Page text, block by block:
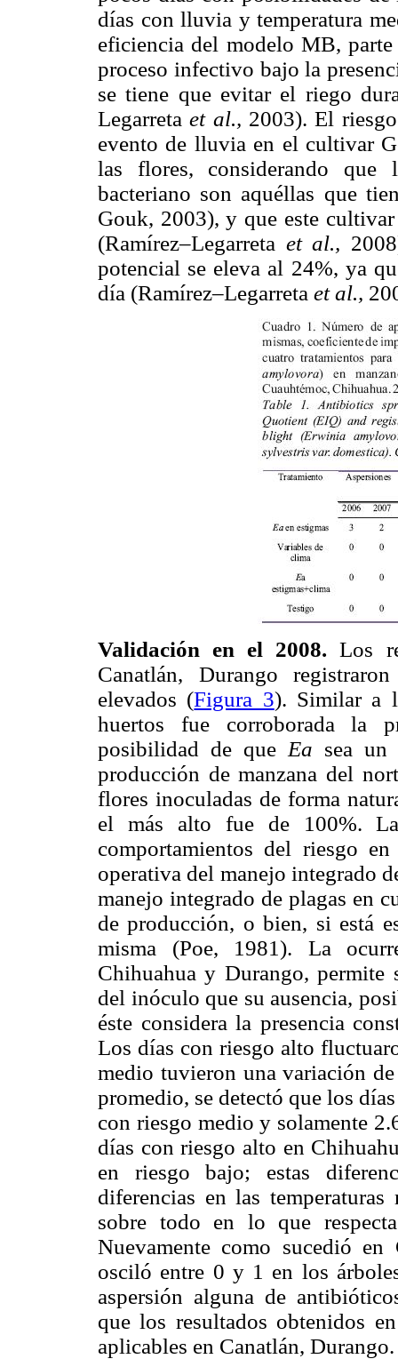
días con lluvia y temperatura
eficiencia del modelo MB,
proceso infectivo bajo la
se tiene que evitar el riego
Legarretaet al., 2003). El
evento de lluvia en el cultivar
las flores, considerando que
bacteriano son aquéllas que
Gouk, 2003), y que este
(Ramírez–Legarreta et al.,
potencial se eleva al 24%, ya
día (Ramírez–Legarreta et al.,
Validación en el 2008.Los
Canatlán, Durango
elevados (Figura 3). Similar a
huertos fue corroborada la
posibilidad de que Ea sea un
producción de manzana del
flores inoculadas de forma
el más alto fue de 100%.
comportamientos del riesgo
operativa del manejo integrado
manejo integrado de plagas en
de producción, o bien, si está
misma (Poe, 1981). La
Chihuahua y Durango, permite
del inóculo que su ausencia,
éste considera la presencia
Los días con riesgo alto
medio tuvieron una variación
promedio, se detectó que los
con riesgo medio y solamente
días con riesgo alto en
en riesgo bajo; estas
diferencias en las
sobre todo en lo que
Nuevamente como sucedió
osciló entre 0 y 1 en los
aspersión alguna de
que los resultados obtenidos
aplicables en Canatlán, Durango.